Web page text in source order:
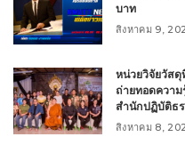
บาท
สิงหาคม 9,
หน่วยวิจัยวัส
ถ่ายทอดควา
สำนักปฏิบัติธ
สิงหาคม 8,